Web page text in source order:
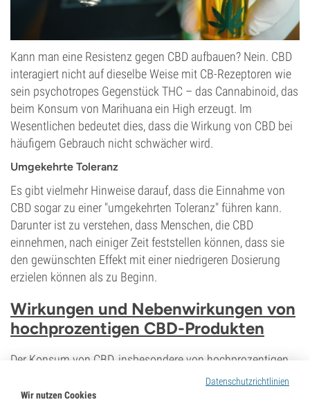
Kann man eine Resistenz gegen CBD aufbauen? Nein. CBD
interagiert nicht auf dieselbe Weise mit CB-Rezeptoren wie
sein psychotropes Gegenstück THC – das Cannabinoid, das
beim Konsum von Marihuana ein High erzeugt. Im
Wesentlichen bedeutet dies, dass die Wirkung von CBD bei
häufigem Gebrauch nicht schwächer wird.
Umgekehrte Toleranz
Es gibt vielmehr Hinweise darauf, dass die Einnahme von
CBD sogar zu einer "umgekehrten Toleranz" führen kann.
Darunter ist zu verstehen, dass Menschen, die CBD
einnehmen, nach einiger Zeit feststellen können, dass sie
den gewünschten Effekt mit einer niedrigeren Dosierung
erzielen können als zu Beginn.
Wirkungen und Nebenwirkungen von
hochprozentigen CBD-Produkten
Der Konsum von CBD, insbesondere von hochprozentigen
CBD-Produkten, kann sowohl physisch als auch psychisch
unterschiedliche Wirkungen haben. Glücklicherweise sind
Datenschutzrichtlinien
Wir nutzen Cookies